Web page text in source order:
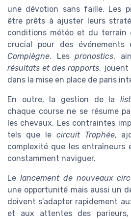
une dévotion sans faille. Les
être prêts à ajuster leurs
conditions météo et du terrain
crucial pour des
Compiègne. Les pronostics,
résultats et des rapports, jouent
dans la mise en place de paris
En outre, la gestion de la
chaque course ne se résume
les chevaux. Les contraintes
tels que le circuit Trophée,
complexité que les entraîneurs
constamment naviguer.
Le lancement de nouveaux
une opportunité mais aussi un
doivent s'adapter rapidement
et aux attentes des